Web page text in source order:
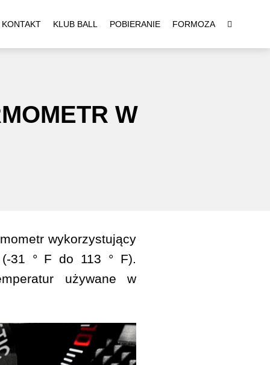
KONTAKT KLUB BALL POBIERANIE FORMOZA
W
wykorzystujący
31 ° F do 113 ° F).
używane w